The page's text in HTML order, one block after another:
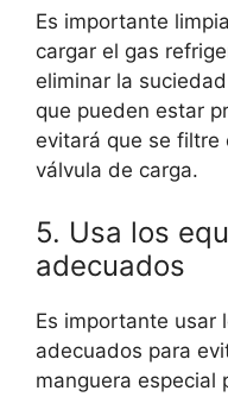
Es importante
cargar el gas
eliminar la
que pueden estar
evitará que se filtre
válvula de carga.
5. Usa los
adecuados
Es importante usar
adecuados para
manguera especial